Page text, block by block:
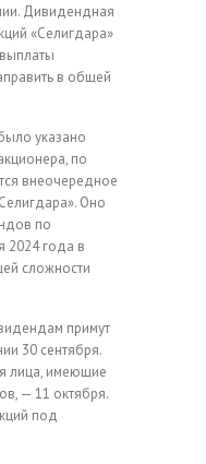
Дивидендная
«Селигдара»
в общей
указано
по
внеочередное
Оно
по
2024 года в
сложности
примут
30 сентября.
лица, имеющие
— 11 октября.
под